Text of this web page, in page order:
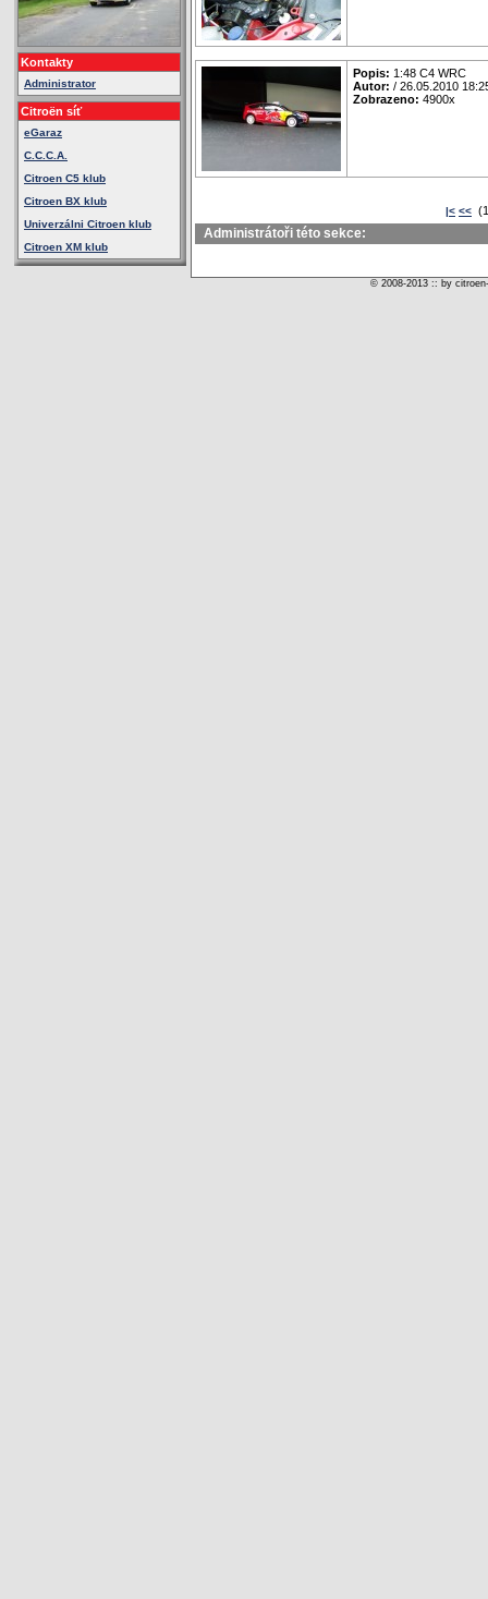
Kontakty
Administrator
Citroën síť
eGaraz
C.C.C.A.
Citroen C5 klub
Citroen BX klub
Univerzálni Citroen klub
Citroen XM klub
Popis: 1:48 C4 WRC
Autor: / 26.05.2010
Zobrazeno: 4900x
|< <<
Administrátoři této sekce:
© 2008-2013 :: by